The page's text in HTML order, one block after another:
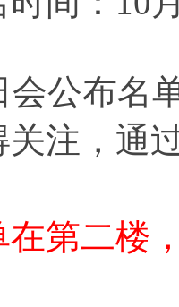
会公布名
关注，通
在第二楼